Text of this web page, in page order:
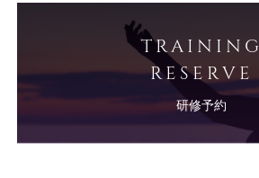
TRAINING
RESERVE
研修予約